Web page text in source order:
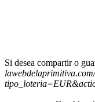
Si desea compartir o